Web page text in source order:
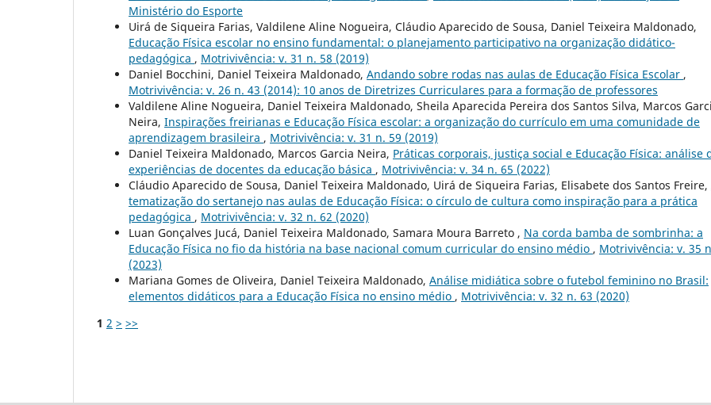
Ministério do Esporte
Uirá de Siqueira Farias, Valdilene Aline Nogueira, Cláudio Aparecido de Sousa, Daniel Teixeira Maldonado,
Educação Física escolar no ensino fundamental: o planejamento participativo na organização didático-
pedagógica , Motrivivência: v. 31 n. 58 (2019)
Daniel Bocchini, Daniel Teixeira Maldonado, Andando sobre rodas nas aulas de Educação Física Escolar ,
Motrivivência: v. 26 n. 43 (2014): 10 anos de Diretrizes Curriculares para a formação de professores
Valdilene Aline Nogueira, Daniel Teixeira Maldonado, Sheila Aparecida Pereira dos Santos Silva, Marcos
Neira, Inspirações freirianas e Educação Física escolar: a organização do currículo em uma comunidade de
aprendizagem brasileira , Motrivivência: v. 31 n. 59 (2019)
Daniel Teixeira Maldonado, Marcos Garcia Neira, Práticas corporais, justiça social e Educação Física: análise
experiências de docentes da educação básica , Motrivivência: v. 34 n. 65 (2022)
Cláudio Aparecido de Sousa, Daniel Teixeira Maldonado, Uirá de Siqueira Farias, Elisabete dos Santos Freire,
tematização do sertanejo nas aulas de Educação Física: o círculo de cultura como inspiração para a prática
pedagógica , Motrivivência: v. 32 n. 62 (2020)
Luan Gonçalves Jucá, Daniel Teixeira Maldonado, Samara Moura Barreto , Na corda bamba de sombrinha: a
Educação Física no fio da história na base nacional comum curricular do ensino médio , Motrivivência: v. 35
(2023)
Mariana Gomes de Oliveira, Daniel Teixeira Maldonado, Análise midiática sobre o futebol feminino no Brasil:
elementos didáticos para a Educação Física no ensino médio , Motrivivência: v. 32 n. 63 (2020)
1 2 > >>